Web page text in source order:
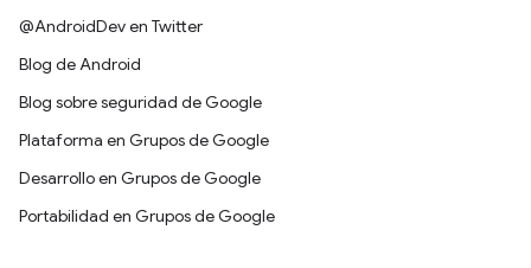
@AndroidDev en Twitter
Blog de Android
Blog sobre seguridad de Google
Plataforma en Grupos de Google
Desarrollo en Grupos de Google
Portabilidad en Grupos de Google